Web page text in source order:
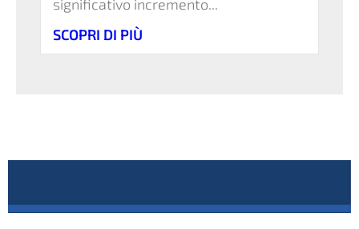
significativo incremento...
SCOPRI DI PIÙ